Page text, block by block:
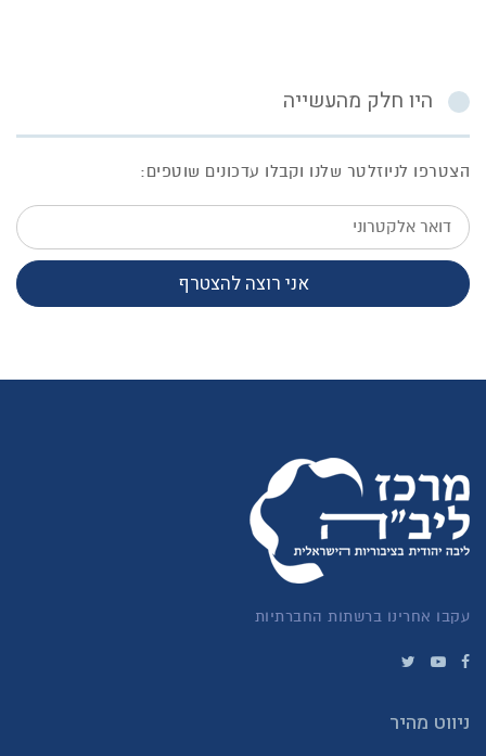
היו חלק מהעשייה
הצטרפו לניוזלטר שלנו וקבלו עדכונים שוטפים:
דואר
אלקטרוני
אני רוצה להצטרף
עקבו אחרינו ברשתות החברתיות
ניווט מהיר